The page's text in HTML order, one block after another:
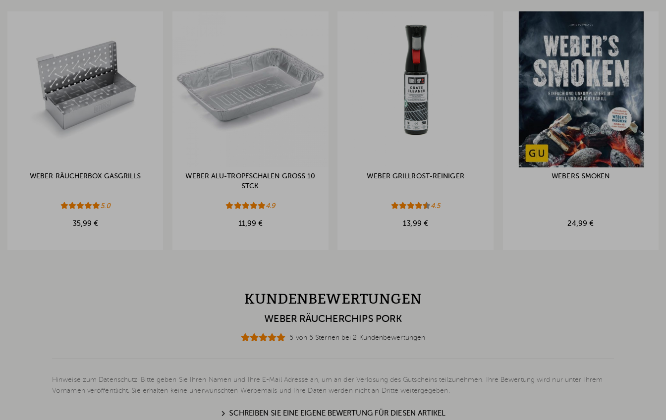
WEBER RÄUCHERBOX GASGRILLS
5.0
35,99 €
WEBER ALU-TROPFSCHALEN GROSS 10 S
TCK.
4.9
11,99 €
WEBER GRILLROST-REINIGER
4.5
13,99 €
WEBERS SMOKEN
24,99 €
KUNDENBEWERTUNGEN
WEBER RÄUCHERCHIPS PORK
5 von 5 Sternen bei 2 Kundenbewertungen
Hinweise zum Datenschutz: Bitte geben Sie Ihren Namen und Ihre E-Mail Adresse an, um an der Verlosung des Gutscheins teilzunehmen. Ihre Bewertung wird nur unter Ihrem
Vornamen veröffentlicht. Sie erhalten keine unerwünschten Werbemails und Ihre Daten werden nicht an Dritte weitergegeben.
SCHREIBEN SIE EINE EIGENE BEWERTUNG FÜR DIESEN ARTIKEL